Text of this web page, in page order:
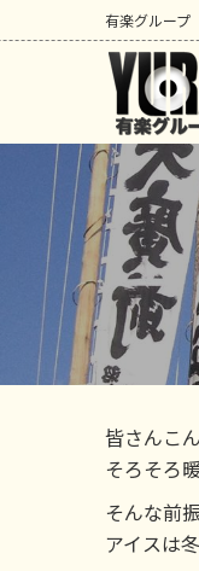
有楽グループ
皆さんこ
そろそろ
そんな前
アイスは